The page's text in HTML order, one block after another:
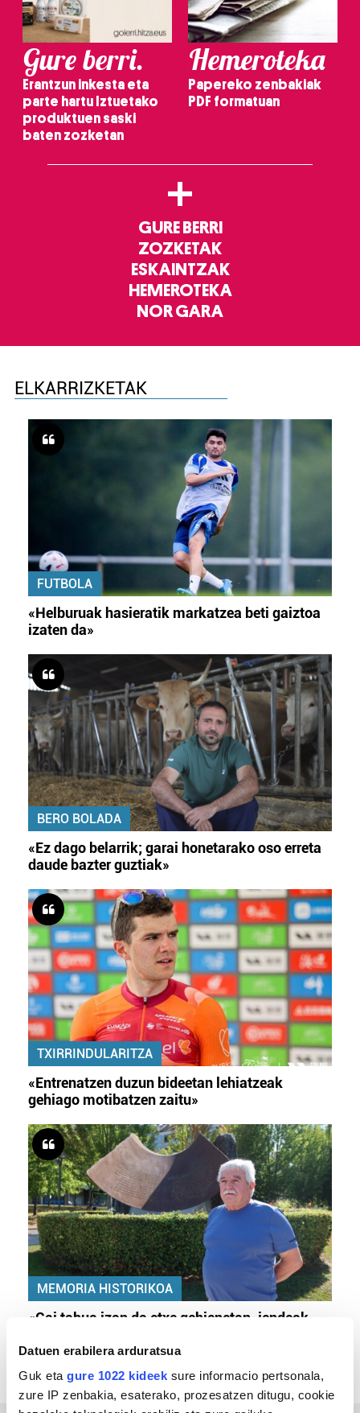
Datuen erabilera arduratsua
Guk eta gure 1022 kideek sure informacio pertsonala,
zure IP zenbakia, esaterako, prozesatzen ditugu, cookie
Gure berri.
Erantzun inkesta eta
parte hartu Iztuetako
produktuen saski
baten zozketan
Hemeroteka
Papereko zenbakiak
PDF formatuan
+
GURE BERRI
ZOZKETAK
ESKAINTZAK
HEMEROTEKA
NOR GARA
ELKARRIZKETAK
FUTBOLA
«Helburuak hasieratik markatzea beti gaiztoa
izaten da»
BERO BOLADA
«Ez dago belarrik; garai honetarako oso erreta
daude bazter guztiak»
TXIRRINDULARITZA
«Entrenatzen duzun bideetan lehiatzeak
gehiago motibatzen zaitu»
MEMORIA HISTORIKOA
«Gai tabua izan da etxe gehienetan, jendeak